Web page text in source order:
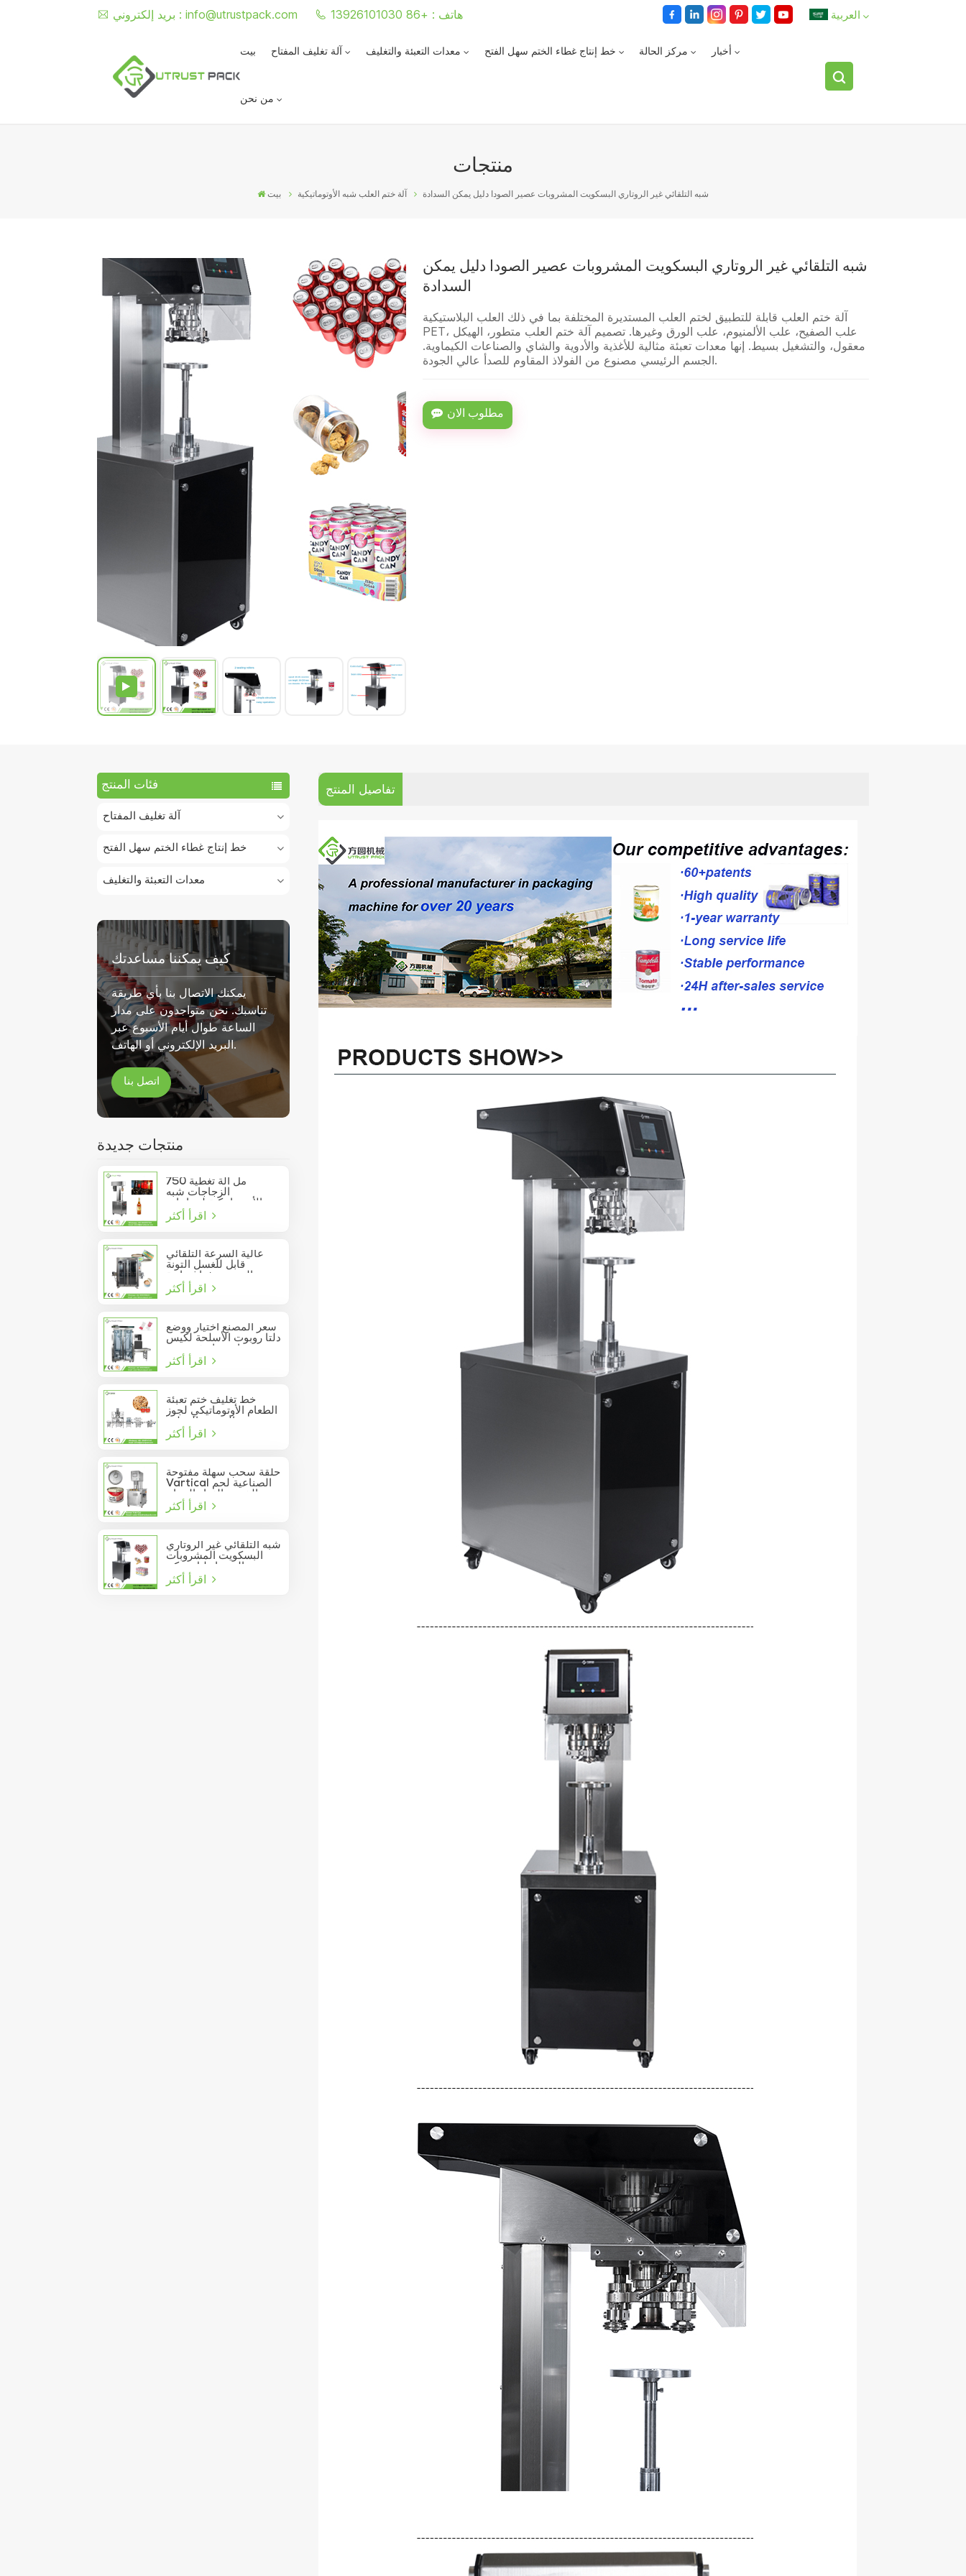
بريد إلكتروني : info@utrustpack.com هاتف : +86 13926101030 العربية
بيت آلة تغليف المفتاح معدات التعبئة والتغليف خط إنتاج غطاء الختم سهل الفتح مركز الحالة أخبار
من نحن
منتجات
بيت آلة ختم العلب شبه الأوتوماتيكية شبه التلقائي غير الروتاري البسكويت المشروبات عصير الصودا دليل يمكن السدادة
شبه التلقائي غير الروتاري البسكويت المشروبات عصير الصودا دليل يمكن
السدادة
آلة ختم العلب قابلة للتطبيق لختم العلب المستديرة المختلفة بما في ذلك العلب البلاستيكية
PET، علب الصفيح، علب الألمنيوم، علب الورق وغيرها. تصميم آلة ختم العلب متطور، الهيكل
معقول، والتشغيل بسيط. إنها معدات تعبئة مثالية للأغذية والأدوية والشاي والصناعات الكيماوية.
الجسم الرئيسي مصنوع من الفولاذ المقاوم للصدأ عالي الجودة.
مطلوب الان
فئات المنتج
آلة تغليف المفتاح
خط إنتاج غطاء الختم سهل الفتح
معدات التعبئة والتغليف
كيف يمكننا مساعدتك
يمكنك الاتصال بنا بأي طريقة
تناسبك. نحن متواجدون على مدار
الساعة طوال أيام الأسبوع عبر
البريد الإلكتروني أو الهاتف.
اتصل بنا
منتجات جديدة
750 مل آلة تغطية
الزجاجات شبه
الأوتوماتيكية لزجاجات
النبيذ الزجاجية
عالية السرعة التلقائي
قابل للغسل التونة
السردين فراغ حاوية
المأكولات البحرية القصدير
يمكن السدادة
سعر المصنع اختيار ووضع
دلتا روبوت الأسلحة لكيس
عصا تتحرك في مربع
خط تغليف ختم تعبئة
الطعام الأوتوماتيكي لجوز
حلقة سحب سهلة مفتوحة
Vartical الصناعية لحم
الخنزير الغداء الدجاج
صدور اللحوم الغذاء يمكن
فراغ آلة ختم
شبه التلقائي غير الروتاري
البسكويت المشروبات
عصير الصودا دليل يمكن
السدادة
تفاصيل المنتج